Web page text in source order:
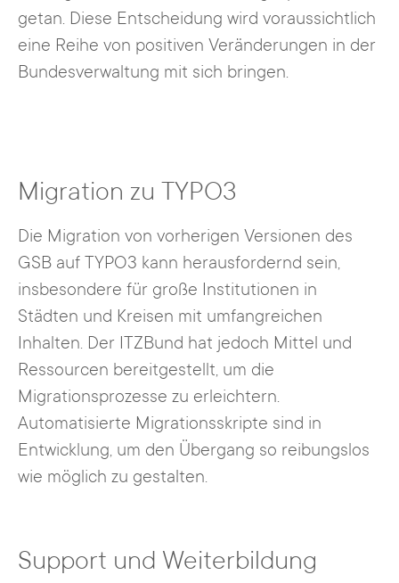
getan. Diese Entscheidung wird voraussichtlich
eine Reihe von positiven Veränderungen in der
Bundesverwaltung mit sich bringen.
Migration zu TYPO3
Die Migration von vorherigen Versionen des
GSB auf TYPO3 kann herausfordernd sein,
insbesondere für große Institutionen in
Städten und Kreisen mit umfangreichen
Inhalten. Der ITZBund hat jedoch Mittel und
Ressourcen bereitgestellt, um die
Migrationsprozesse zu erleichtern.
Automatisierte Migrationsskripte sind in
Entwicklung, um den Übergang so reibungslos
wie möglich zu gestalten.
Support und Weiterbildung